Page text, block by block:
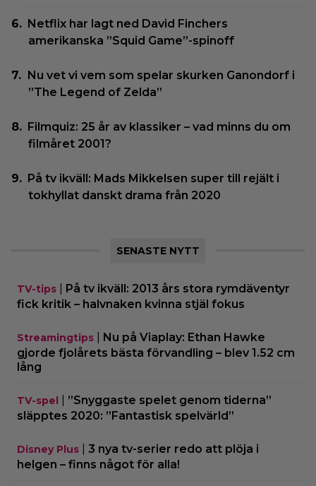
Netflix har lagt ned David Finchers
amerikanska ”Squid Game”-spinoff
Nu vet vi vem som spelar skurken Ganondorf i
”The Legend of Zelda”
Filmquiz: 25 år av klassiker – vad minns du om
filmåret 2001?
På tv ikväll: Mads Mikkelsen super till rejält i
tokhyllat danskt drama från 2020
SENASTE NYTT
TV-tips
På tv ikväll: 2013 års stora rymdäventyr
fick kritik – halvnaken kvinna stjäl fokus
Streamingtips
Nu på Viaplay: Ethan Hawke
gjorde fjolårets bästa förvandling – blev 1.52 cm
lång
TV-spel
”Snyggaste spelet genom tiderna”
släpptes 2020: ”Fantastisk spelvärld”
Disney Plus
3 nya tv-serier redo att plöja i
helgen – finns något för alla!